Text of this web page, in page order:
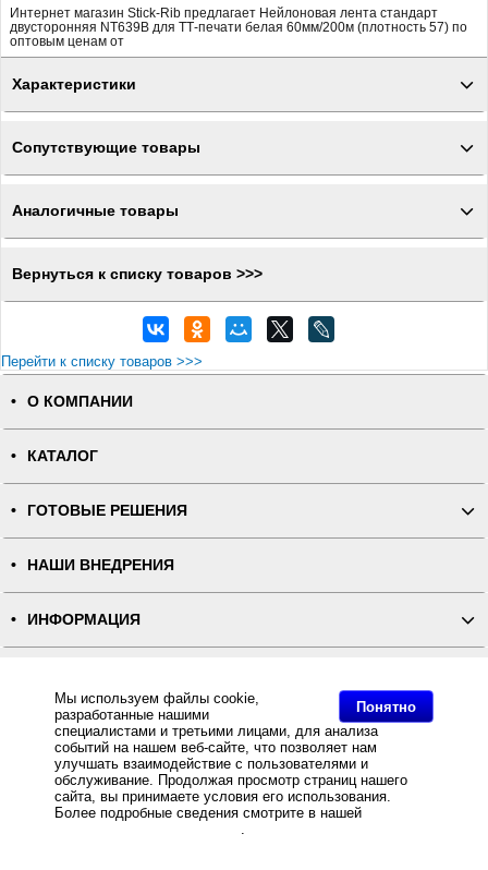
Понятно
Мы используем файлы cookie,
разработанные нашими
специалистами и третьими лицами, для анализа
событий на нашем веб-сайте, что позволяет нам
улучшать взаимодействие с пользователями и
обслуживание. Продолжая просмотр страниц нашего
сайта, вы принимаете условия его использования.
Более подробные сведения смотрите в нашей
.
Интернет магазин Stick-Rib предлагает Нейлоновая лента стандарт
двусторонняя NT639B для ТТ-печати белая 60мм/200м (плотность 57) по
оптовым ценам от
Характеристики
Сопутствующие товары
Аналогичные товары
Вернуться к списку товаров >>>
Перейти к списку товаров >>>
О КОМПАНИИ
КАТАЛОГ
ГОТОВЫЕ РЕШЕНИЯ
НАШИ ВНЕДРЕНИЯ
ИНФОРМАЦИЯ
ПОЛНАЯ ВЕРСИЯ
Интернет-магазин "ПОСЛЭНД" - торгового оборудования, оборудования для автоматизации общепита и
торговли, расходных материалов
Все права защищены, ООО "ПОСЛЭНД" © 2008-2026.
Политика конфиденциальности
Основное: Нейлоновая лента стандарт двусторонняя NT639B для ТТ-печати белая 60мм/200м
(плотность 57) - Stick-Rib , Нейлоновая лента стандарт двусторонняя NT639B для ТТ-печати белая